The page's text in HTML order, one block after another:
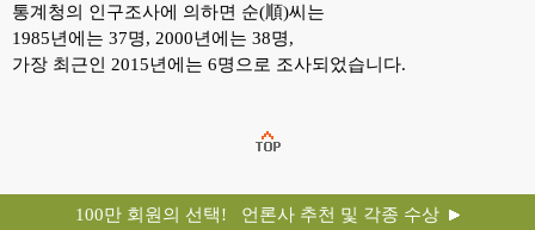
통계청의 인구조사에 의하면 순(順)씨는
1985년에는 37명, 2000년에는 38명,
가장 최근인 2015년에는 6명으로 조사되었습니다.
100만 회원의 선택! 언론사 추천 및 각종 수상